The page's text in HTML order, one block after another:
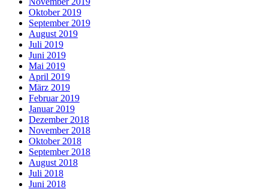
Oktober 2019
September 2019
August 2019
Juli 2019
Juni 2019
Mai 2019
April 2019
März 2019
Februar 2019
Januar 2019
Dezember 2018
November 2018
Oktober 2018
September 2018
August 2018
Juli 2018
Juni 2018